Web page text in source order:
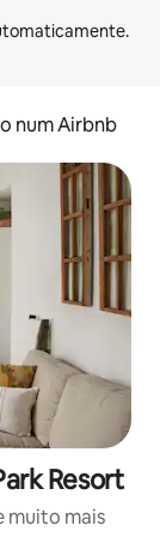
num Airbnb
Resort
muito mais